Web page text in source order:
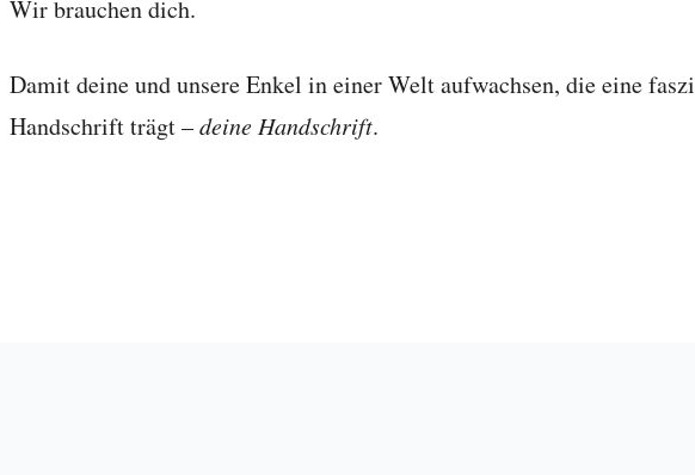
Wir brauchen dich.
Damit deine und unsere Enkel in einer Welt aufwachsen, die eine
Handschrift trägt –deine Handschrift.